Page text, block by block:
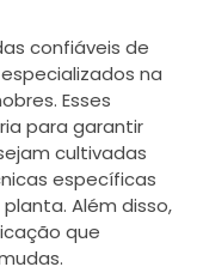
confiáveis de
na
Esses
para garantir
cultivadas
específicas
Além disso,
que